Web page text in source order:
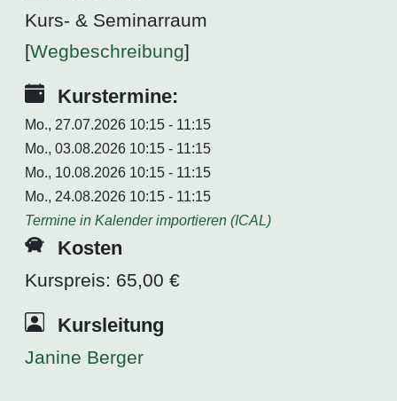
Kurs- & Seminarraum
[Wegbeschreibung]
Kurstermine:
Mo., 27.07.2026 10:15 - 11:15
Mo., 03.08.2026 10:15 - 11:15
Mo., 10.08.2026 10:15 - 11:15
Mo., 24.08.2026 10:15 - 11:15
Termine in Kalender importieren (ICAL)
Kosten
Kurspreis: 65,00 €
Kursleitung
Janine Berger